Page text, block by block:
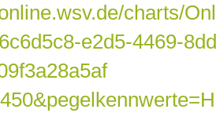
charts/
e2d5-4469-